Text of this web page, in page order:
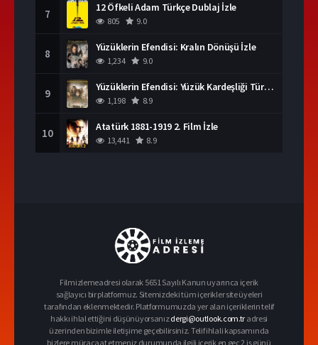
7 12 Öfkeli Adam Türkçe Dublaj İzle
805 9.0
8 Yüzüklerin Efendisi: Kralın Dönüşü İzle
1,234 9.0
9 Yüzüklerin Efendisi: Yüzük Kardeşliği Türkçe Dublaj İzle
1,198 8.9
10 Atatürk 1881-1919 2. Film İzle
13,441 8.9
Filmizlemeadresi olarak 5651 Sayılı Kanun uyarınca içerik
sağlayıcı bir platformuz. Sitemizdeki tüm içerikler site üyeleri
tarafından eklenmektedir. Platformumuzda yer alan içeriklerin telif
hakkı ihlal ettiğini düşünüyorsanızdergi@outlook.com.tr adresi
üzerinden bizimle iletişime geçebilirsiniz. Telif ihlali kapsamında
bizlere müracaat etmeniz durumunda ilgili içerik en geç 2 iş günü